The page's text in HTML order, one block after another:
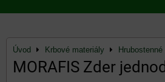
Úvod Krbové materiály
MORAFIS Zder